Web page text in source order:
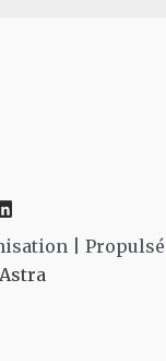
| Propulsé